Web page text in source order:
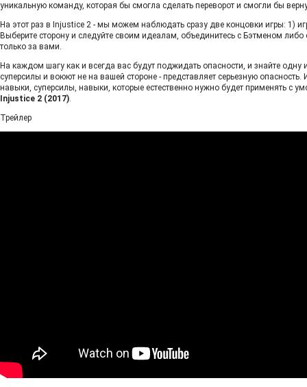
уникальную команду, которая бы смогла сделать переворот и смогли бы
На этот раз в Injustice 2 - мы можем наблюдать сразу две концовки игры: 1)
Выберите сторону и следуйте своим идеалам, объединитесь с Бэтменом
только за вами.
На каждом шагу как и всегда вас будут поджидать опасности, и знайте одну
суперсилы и воюют не на вашей стороне - представляет серьезную
навыки, суперсилы, навыки, которые естественно нужно будет применять с
Injustice 2 (2017).
Трейлер